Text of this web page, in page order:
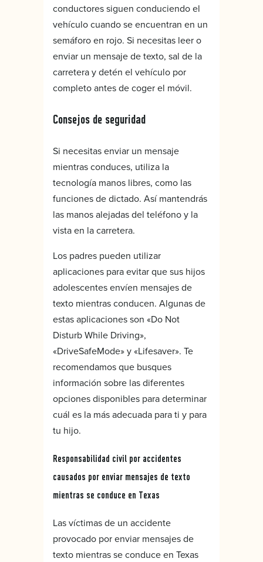
conductores siguen conduciendo el
vehículo cuando se encuentran en un
semáforo en rojo. Si necesitas leer o
enviar un mensaje de texto, sal de la
carretera y detén el vehículo por
completo antes de coger el móvil.
Consejos de seguridad
Si necesitas enviar un mensaje
mientras conduces, utiliza la
tecnología manos libres, como las
funciones de dictado. Así mantendrás
las manos alejadas del teléfono y la
vista en la carretera.
Los padres pueden utilizar
aplicaciones para evitar que sus hijos
adolescentes envíen mensajes de
texto mientras conducen. Algunas de
estas aplicaciones son «Do Not
Disturb While Driving»,
«DriveSafeMode» y «Lifesaver». Te
recomendamos que busques
información sobre las diferentes
opciones disponibles para determinar
cuál es la más adecuada para ti y para
tu hijo.
Responsabilidad civil por accidentes
causados por enviar mensajes de texto
mientras se conduce en Texas
Las víctimas de un accidente
provocado por enviar mensajes de
texto mientras se conduce en Texas